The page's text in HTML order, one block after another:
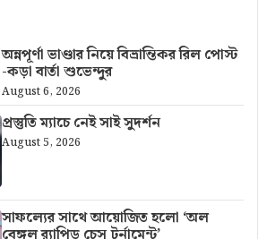
অন্নপূর্ণা ভাণ্ডার নিয়ে বিভ্রান্তিকর রিল পোস্ট
-কড়া বার্তা শুভেন্দুর
August 6, 2026
প্রস্তুতি ম্যাচে নেই সাই সুদর্শন
August 5, 2026
সাফল্যের সাথে আয়োজিত হলো ‘অল